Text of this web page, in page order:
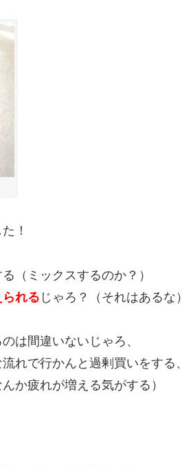
！
（ミックスするのか？）
れる じゃろ？（それはあるな）
は間違いないじゃろ、
れで行かんと過剰買いをする、
か疲れが増える気がする）